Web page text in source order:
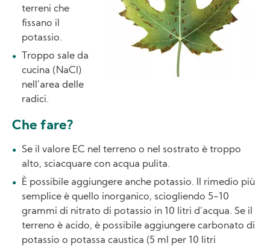
terreni che
fissano il
potassio.
Troppo sale da
cucina (NaCl)
nell’area delle
radici.
Che fare?
Se il valore EC nel terreno o nel sostrato è troppo
alto, sciacquare con acqua pulita.
È possibile aggiungere anche potassio. Il rimedio più
semplice è quello inorganico, sciogliendo 5-10
grammi di nitrato di potassio in 10 litri d’acqua. Se il
terreno è acido, è possibile aggiungere carbonato di
potassio o potassa caustica (5 ml per 10 litri